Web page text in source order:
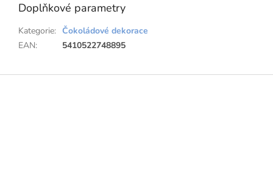
Doplňkové parametry
Kategorie: Čokoládové dekorace
EAN: 5410522748895
Z